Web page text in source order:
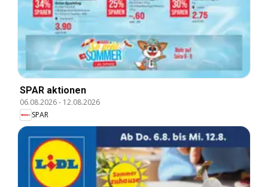
SPAR aktionen
06.08.2026- 12.08.2026
SPAR